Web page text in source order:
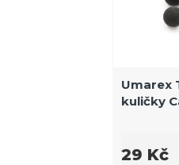
Umarex
kuličky
29 Kč